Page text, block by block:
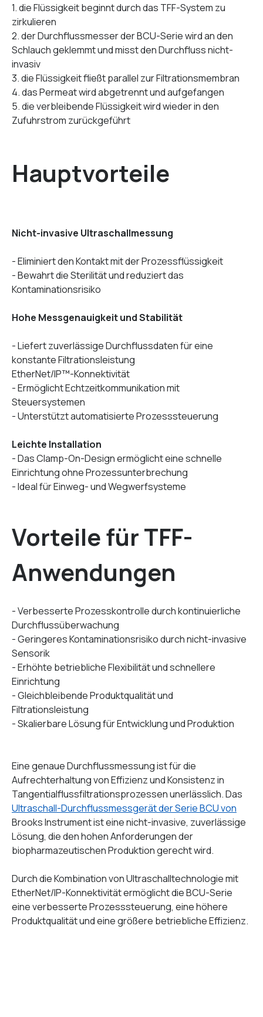
1. die Flüssigkeit beginnt durch das TFF-System zu
zirkulieren
2. der Durchflussmesser der BCU-Serie wird an den
Schlauch geklemmt und misst den Durchfluss nicht-
invasiv
3. die Flüssigkeit fließt parallel zur Filtrationsmembran
4. das Permeat wird abgetrennt und aufgefangen
5. die verbleibende Flüssigkeit wird wieder in den
Zufuhrstrom zurückgeführt
Hauptvorteile
Nicht-invasive Ultraschallmessung
- Eliminiert den Kontakt mit der Prozessflüssigkeit
- Bewahrt die Sterilität und reduziert das
Kontaminationsrisiko
Hohe Messgenauigkeit und Stabilität
- Liefert zuverlässige Durchflussdaten für eine
konstante Filtrationsleistung
EtherNet/IP™-Konnektivität
- Ermöglicht Echtzeitkommunikation mit
Steuersystemen
- Unterstützt automatisierte Prozesssteuerung
Leichte Installation
- Das Clamp-On-Design ermöglicht eine schnelle
Einrichtung ohne Prozessunterbrechung
- Ideal für Einweg- und Wegwerfsysteme
Vorteile für TFF-
Anwendungen
- Verbesserte Prozesskontrolle durch kontinuierliche
Durchflussüberwachung
- Geringeres Kontaminationsrisiko durch nicht-invasive
Sensorik
- Erhöhte betriebliche Flexibilität und schnellere
Einrichtung
- Gleichbleibende Produktqualität und
Filtrationsleistung
- Skalierbare Lösung für Entwicklung und Produktion
Eine genaue Durchflussmessung ist für die
Aufrechterhaltung von Effizienz und Konsistenz in
Tangentialflussfiltrationsprozessen unerlässlich. Das
Ultraschall-Durchflussmessgerät der Serie BCU von
Brooks Instrument ist eine nicht-invasive, zuverlässige
Lösung, die den hohen Anforderungen der
biopharmazeutischen Produktion gerecht wird.
Durch die Kombination von Ultraschalltechnologie mit
EtherNet/IP-Konnektivität ermöglicht die BCU-Serie
eine verbesserte Prozesssteuerung, eine höhere
Produktqualität und eine größere betriebliche Effizienz.